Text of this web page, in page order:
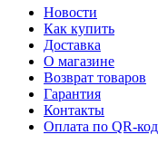
Новости
Как купить
Доставка
О магазине
Возврат товаров
Гарантия
Контакты
Оплата по QR-